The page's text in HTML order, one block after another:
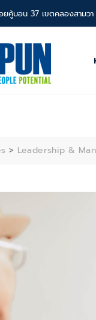
ยคู้บอน 37 เขตคลองสามว
> Leadership &